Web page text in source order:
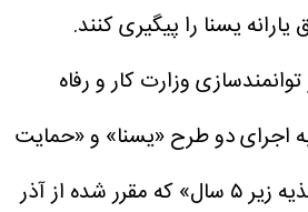
یسنا را پیگیری کنند.
وزارت کار و رفاه
اجرای دو طرح «یسنا» و «حمایت
از کودکان دچار سوءتغذیه زیر ۵ سال» که مقرر شده از آذر